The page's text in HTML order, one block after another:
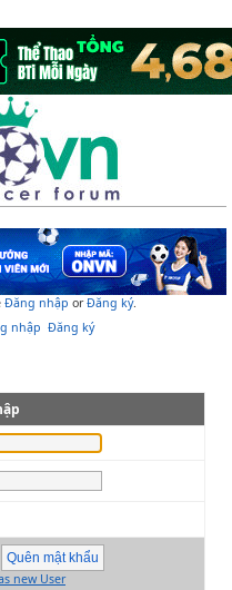
Đăng nhập orĐăng ký.
nhập Đăng ký
new User